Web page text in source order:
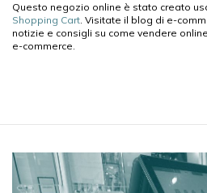
Questo negozio online è stato creato
Shopping Cart. Visitate il blog di e-
notizie e consigli su come vendere
e-commerce.